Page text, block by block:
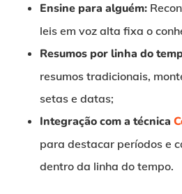
Ensine para alguém:
leis em voz alta fixa o
Resumos por linha do
resumos tradicionais,
setas e datas;
Integração com a técnica
para destacar períodos e
dentro da linha do tempo.